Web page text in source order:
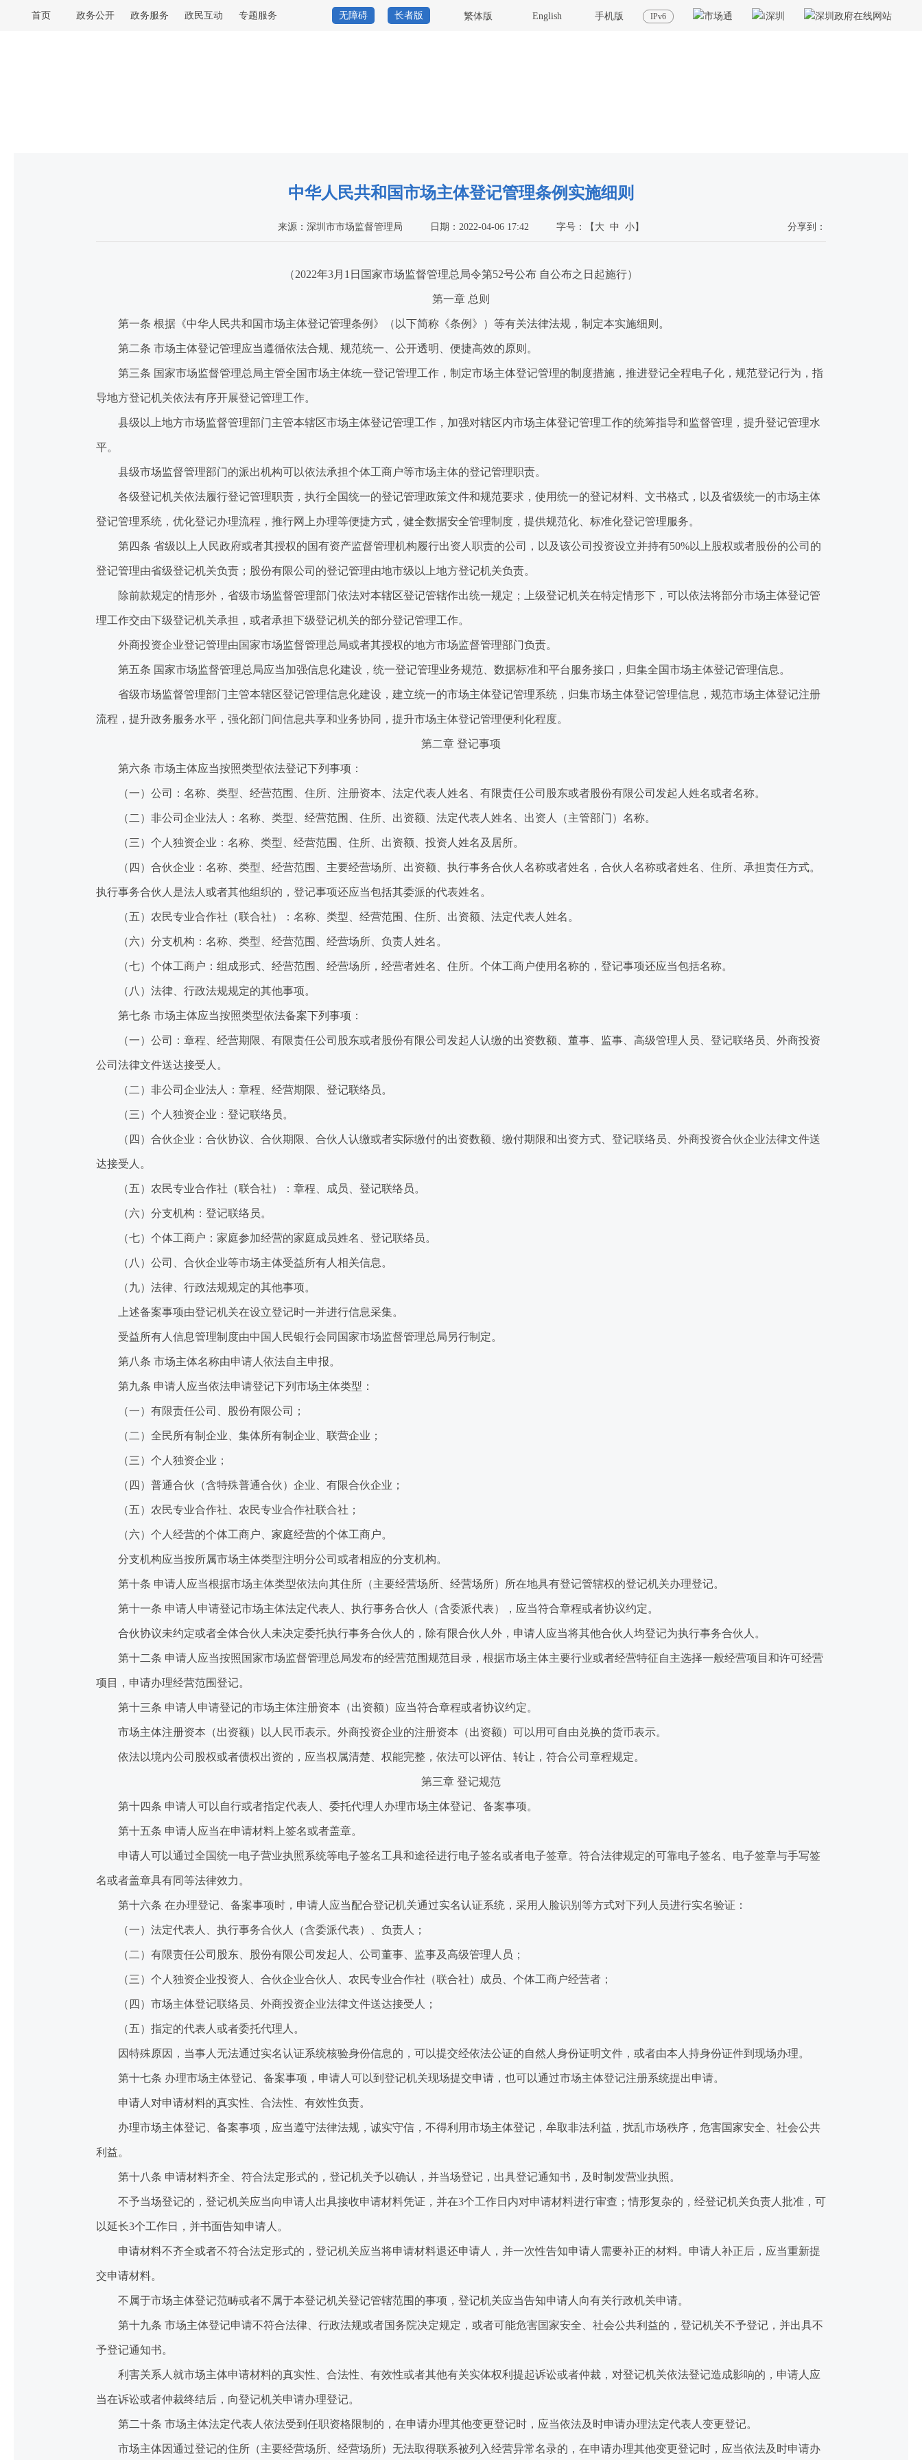
首页 政务公开 政务服务 政民互动 专题服务 无障碍 长者版 繁体版 English 手机版 IPv6
中华人民共和国市场主体登记管理条例实施细则
来源： 深圳市市场监督管理局 日期：2022-04-06 17:42 字号： 【 大 中 小】 分享到：
（2022年3月1日国家市场监督管理总局令第52号公布 自公布之日起施行）
第一章 总则
第一条 根据《中华人民共和国市场主体登记管理条例》（以下简称《条例》）等有关法律法规，制定本实施细则。
第二条 市场主体登记管理应当遵循依法合规、规范统一、公开透明、便捷高效的原则。
第三条 国家市场监督管理总局主管全国市场主体统一登记管理工作，制定市场主体登记管理的制度措施，推进登记全程电子化，规范登记行为，指
导地方登记机关依法有序开展登记管理工作。
县级以上地方市场监督管理部门主管本辖区市场主体登记管理工作，加强对辖区内市场主体登记管理工作的统筹指导和监督管理，提升登记管理水
平。
县级市场监督管理部门的派出机构可以依法承担个体工商户等市场主体的登记管理职责。
各级登记机关依法履行登记管理职责，执行全国统一的登记管理政策文件和规范要求，使用统一的登记材料、文书格式，以及省级统一的市场主体
登记管理系统，优化登记办理流程，推行网上办理等便捷方式，健全数据安全管理制度，提供规范化、标准化登记管理服务。
第四条 省级以上人民政府或者其授权的国有资产监督管理机构履行出资人职责的公司，以及该公司投资设立并持有50%以上股权或者股份的公司的
登记管理由省级登记机关负责；股份有限公司的登记管理由地市级以上地方登记机关负责。
除前款规定的情形外，省级市场监督管理部门依法对本辖区登记管辖作出统一规定；上级登记机关在特定情形下，可以依法将部分市场主体登记管
理工作交由下级登记机关承担，或者承担下级登记机关的部分登记管理工作。
外商投资企业登记管理由国家市场监督管理总局或者其授权的地方市场监督管理部门负责。
第五条 国家市场监督管理总局应当加强信息化建设，统一登记管理业务规范、数据标准和平台服务接口，归集全国市场主体登记管理信息。
省级市场监督管理部门主管本辖区登记管理信息化建设，建立统一的市场主体登记管理系统，归集市场主体登记管理信息，规范市场主体登记注册
流程，提升政务服务水平，强化部门间信息共享和业务协同，提升市场主体登记管理便利化程度。
第二章 登记事项
第六条 市场主体应当按照类型依法登记下列事项：
（一）公司：名称、类型、经营范围、住所、注册资本、法定代表人姓名、有限责任公司股东或者股份有限公司发起人姓名或者名称。
（二）非公司企业法人：名称、类型、经营范围、住所、出资额、法定代表人姓名、出资人（主管部门）名称。
（三）个人独资企业：名称、类型、经营范围、住所、出资额、投资人姓名及居所。
（四）合伙企业：名称、类型、经营范围、主要经营场所、出资额、执行事务合伙人名称或者姓名，合伙人名称或者姓名、住所、承担责任方式。
执行事务合伙人是法人或者其他组织的，登记事项还应当包括其委派的代表姓名。
（五）农民专业合作社（联合社）：名称、类型、经营范围、住所、出资额、法定代表人姓名。
（六）分支机构：名称、类型、经营范围、经营场所、负责人姓名。
（七）个体工商户：组成形式、经营范围、经营场所，经营者姓名、住所。个体工商户使用名称的，登记事项还应当包括名称。
（八）法律、行政法规规定的其他事项。
第七条 市场主体应当按照类型依法备案下列事项：
（一）公司：章程、经营期限、有限责任公司股东或者股份有限公司发起人认缴的出资数额、董事、监事、高级管理人员、登记联络员、外商投资
公司法律文件送达接受人。
（二）非公司企业法人：章程、经营期限、登记联络员。
（三）个人独资企业：登记联络员。
（四）合伙企业：合伙协议、合伙期限、合伙人认缴或者实际缴付的出资数额、缴付期限和出资方式、登记联络员、外商投资合伙企业法律文件送
达接受人。
（五）农民专业合作社（联合社）：章程、成员、登记联络员。
（六）分支机构：登记联络员。
（七）个体工商户：家庭参加经营的家庭成员姓名、登记联络员。
（八）公司、合伙企业等市场主体受益所有人相关信息。
（九）法律、行政法规规定的其他事项。
上述备案事项由登记机关在设立登记时一并进行信息采集。
受益所有人信息管理制度由中国人民银行会同国家市场监督管理总局另行制定。
第八条 市场主体名称由申请人依法自主申报。
第九条 申请人应当依法申请登记下列市场主体类型：
（一）有限责任公司、股份有限公司；
（二）全民所有制企业、集体所有制企业、联营企业；
（三）个人独资企业；
（四）普通合伙（含特殊普通合伙）企业、有限合伙企业；
（五）农民专业合作社、农民专业合作社联合社；
（六）个人经营的个体工商户、家庭经营的个体工商户。
分支机构应当按所属市场主体类型注明分公司或者相应的分支机构。
第十条 申请人应当根据市场主体类型依法向其住所（主要经营场所、经营场所）所在地具有登记管辖权的登记机关办理登记。
第十一条 申请人申请登记市场主体法定代表人、执行事务合伙人（含委派代表），应当符合章程或者协议约定。
合伙协议未约定或者全体合伙人未决定委托执行事务合伙人的，除有限合伙人外，申请人应当将其他合伙人均登记为执行事务合伙人。
第十二条 申请人应当按照国家市场监督管理总局发布的经营范围规范目录，根据市场主体主要行业或者经营特征自主选择一般经营项目和许可经营
项目，申请办理经营范围登记。
第十三条 申请人申请登记的市场主体注册资本（出资额）应当符合章程或者协议约定。
市场主体注册资本（出资额）以人民币表示。外商投资企业的注册资本（出资额）可以用可自由兑换的货币表示。
依法以境内公司股权或者债权出资的，应当权属清楚、权能完整，依法可以评估、转让，符合公司章程规定。
第三章 登记规范
第十四条 申请人可以自行或者指定代表人、委托代理人办理市场主体登记、备案事项。
第十五条 申请人应当在申请材料上签名或者盖章。
申请人可以通过全国统一电子营业执照系统等电子签名工具和途径进行电子签名或者电子签章。符合法律规定的可靠电子签名、电子签章与手写签
名或者盖章具有同等法律效力。
第十六条 在办理登记、备案事项时，申请人应当配合登记机关通过实名认证系统，采用人脸识别等方式对下列人员进行实名验证：
（一）法定代表人、执行事务合伙人（含委派代表）、负责人；
（二）有限责任公司股东、股份有限公司发起人、公司董事、监事及高级管理人员；
（三）个人独资企业投资人、合伙企业合伙人、农民专业合作社（联合社）成员、个体工商户经营者；
（四）市场主体登记联络员、外商投资企业法律文件送达接受人；
（五）指定的代表人或者委托代理人。
因特殊原因，当事人无法通过实名认证系统核验身份信息的，可以提交经依法公证的自然人身份证明文件，或者由本人持身份证件到现场办理。
第十七条 办理市场主体登记、备案事项，申请人可以到登记机关现场提交申请，也可以通过市场主体登记注册系统提出申请。
申请人对申请材料的真实性、合法性、有效性负责。
办理市场主体登记、备案事项，应当遵守法律法规，诚实守信，不得利用市场主体登记，牟取非法利益，扰乱市场秩序，危害国家安全、社会公共
利益。
第十八条 申请材料齐全、符合法定形式的，登记机关予以确认，并当场登记，出具登记通知书，及时制发营业执照。
不予当场登记的，登记机关应当向申请人出具接收申请材料凭证，并在3个工作日内对申请材料进行审查；情形复杂的，经登记机关负责人批准，可
以延长3个工作日，并书面告知申请人。
申请材料不齐全或者不符合法定形式的，登记机关应当将申请材料退还申请人，并一次性告知申请人需要补正的材料。申请人补正后，应当重新提
交申请材料。
不属于市场主体登记范畴或者不属于本登记机关登记管辖范围的事项，登记机关应当告知申请人向有关行政机关申请。
第十九条 市场主体登记申请不符合法律、行政法规或者国务院决定规定，或者可能危害国家安全、社会公共利益的，登记机关不予登记，并出具不
予登记通知书。
利害关系人就市场主体申请材料的真实性、合法性、有效性或者其他有关实体权利提起诉讼或者仲裁，对登记机关依法登记造成影响的，申请人应
当在诉讼或者仲裁终结后，向登记机关申请办理登记。
第二十条 市场主体法定代表人依法受到任职资格限制的，在申请办理其他变更登记时，应当依法及时申请办理法定代表人变更登记。
市场主体因通过登记的住所（主要经营场所、经营场所）无法取得联系被列入经营异常名录的，在申请办理其他变更登记时，应当依法及时申请办